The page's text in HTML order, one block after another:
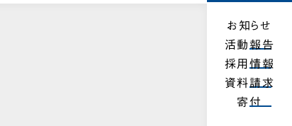
お知らせ
活動報告
採用情報
資料請求
寄付